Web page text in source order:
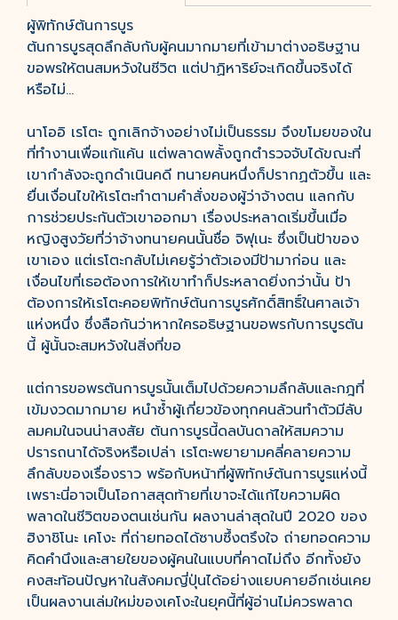
ผู้พิทักษ์ต้นการบูร
ต้นการบูรสุดลึกลับกับผู้คนมากมายที่เข้ามาต่างอธิษฐาน
ขอพรให้ตนสมหวังในชีวิต แต่ปาฏิหาริย์จะเกิดขึ้นจริงได้
หรือไม่…
นาโออิ เรโตะ ถูกเลิกจ้างอย่างไม่เป็นธรรม จึงขโมยของใน
ที่ทำงานเพื่อแก้แค้น แต่พลาดพลั้งถูกตำรวจจับได้ขณะที่
เขากำลังจะถูกดำเนินคดี ทนายคนหนึ่งก็ปรากฏตัวขึ้น และ
ยื่นเงื่อนไขให้เรโตะทำตามคำสั่งของผู้ว่าจ้างตน แลกกับ
การช่วยประกันตัวเขาออกมา เรื่องประหลาดเริ่มขึ้นเมื่อ
หญิงสูงวัยที่ว่าจ้างทนายคนนั้นชื่อ จิฟุเนะ ซึ่งเป็นป้าของ
เขาเอง แต่เรโตะกลับไม่เคยรู้ว่าตัวเองมีป้ามาก่อน และ
เงื่อนไขที่เธอต้องการให้เขาทำก็ประหลาดยิ่งกว่านั้น ป้า
ต้องการให้เรโตะคอยพิทักษ์ต้นการบูรศักดิ์สิทธิ์ในศาลเจ้า
แห่งหนึ่ง ซึ่งลือกันว่าหากใครอธิษฐานขอพรกับการบูรต้น
นี้ ผู้นั้นจะสมหวังในสิ่งที่ขอ
แต่การขอพรต้นการบูรนั้นเต็มไปด้วยความลึกลับและกฎที่
เข้มงวดมากมาย หนำซ้ำผู้เกี่ยวข้องทุกคนล้วนทำตัวมีลับ
ลมคมในจนน่าสงสัย ต้นการบูรนี้ดลบันดาลให้สมความ
ปรารถนาได้จริงหรือเปล่า เรโตะพยายามคลี่คลายความ
ลึกลับของเรื่องราว พร้อกับหน้าที่ผู้พิทักษ์ต้นการบูรแห่งนี้
เพราะนี่อาจเป็นโอกาสสุดท้ายที่เขาจะได้แก้ไขความผิด
พลาดในชีวิตของตนเช่นกัน ผลงานล่าสุดในปี 2020 ของ
ฮิงาชิโนะ เคโงะ ที่ถ่ายทอดได้ซาบซึ้งตรึงใจ ถ่ายทอดความ
คิดคำนึงและสายใยของผู้คนในแบบที่คาดไม่ถึง อีกทั้งยัง
คงสะท้อนปัญหาในสังคมญี่ปุ่นได้อย่างแยบคายอีกเช่นเคย
เป็นผลงานเล่มใหม่ของเคโงะในยุคนี้ที่ผู้อ่านไม่ควรพลาด